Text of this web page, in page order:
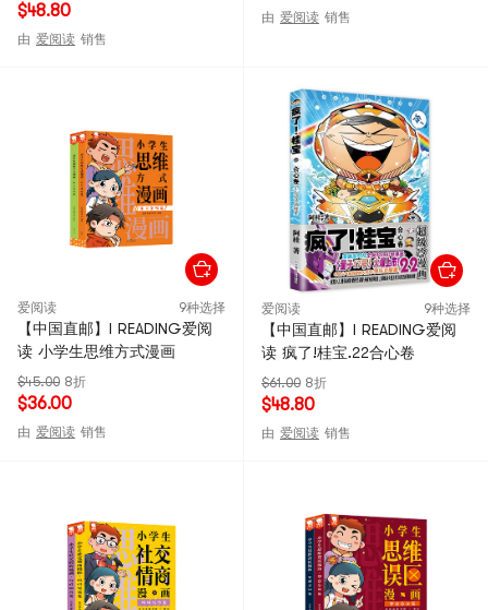
$48.80
由 爱阅读 销售
由 爱阅读 销售
爱阅读 9种选择
【中国直邮】I READING爱阅
读 小学生思维方式漫画
$45.00 8折
$36.00
由 爱阅读 销售
爱阅读 9种选择
【中国直邮】I READING爱阅
读 疯了!桂宝.22合心卷
$61.00 8折
$48.80
由 爱阅读 销售